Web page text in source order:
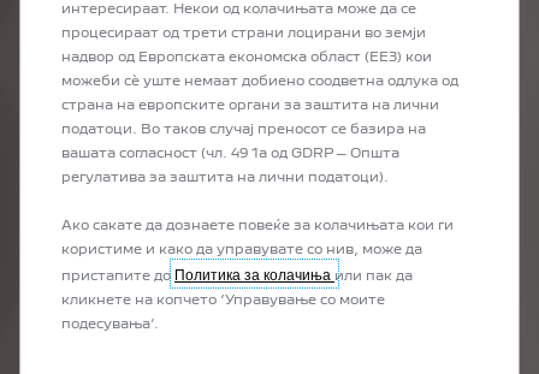
Вашата гаранција е пренослива на новиот сопственик на Вашето
возило и истите услови важат за остатокот од договорот.
КОГО МОЖАМ ДА КОНТАКТИРАМ
АКО ИМАМ ПРАШАЊЕ ВО ВРСКА СО
во Гаранциската и сервисна книшка што Ви беше дадена при
испораката на Вашето возило. Доколку имате дополнителни
прашања, Ве молиме контактирајте го Вашиот дилер на PEUGEOT.
интересираат. Некои од колачињата може да се
процесираат од трети страни лоцирани во земји
надвор од Европската економска област (ЕЕЗ) кои
можеби сѐ уште немаат добиено соодветна одлука од
страна на европските органи за заштита на лични
податоци. Во таков случај преносот се базира на
вашата согласност (чл. 49 1а од GDRP – Општа
регулатива за заштита на лични податоци).
Ако сакате да дознаете повеќе за колачињата кои ги
користиме и како да управувате со нив, може да
пристапите до Политика за колачиња или пак да
кликнете на копчето ‘Управување со моите
подесувања’.